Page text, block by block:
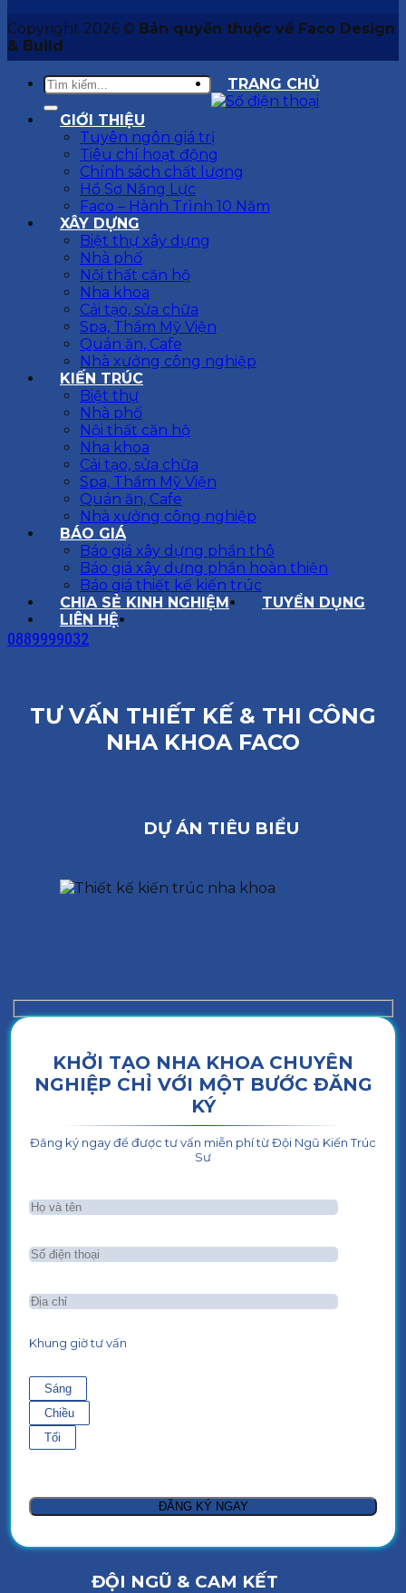
Copyright 2026 © Bản quyền thuộc về Faco Design
& Build
TRANG CHỦ
GIỚI THIỆU
Tuyên ngôn giá trị
Tiêu chí hoạt động
Chính sách chất lượng
Hồ Sơ Năng Lực
Faco – Hành Trình 10 Năm
XÂY DỰNG
Biệt thự xây dựng
Nhà phố
Nội thất căn hộ
Nha khoa
Cải tạo, sửa chữa
Spa, Thẩm Mỹ Viện
Quán ăn, Cafe
Nhà xưởng công nghiệp
KIẾN TRÚC
Biệt thự
Nhà phố
Nội thất căn hộ
Nha khoa
Cải tạo, sửa chữa
Spa, Thẩm Mỹ Viện
Quán ăn, Cafe
Nhà xưởng công nghiệp
BÁO GIÁ
Báo giá xây dựng phần thô
Báo giá xây dựng phần hoàn thiện
Báo giá thiết kế kiến trúc
CHIA SẺ KINH NGHIỆM
TUYỂN DỤNG
LIÊN HỆ
0889999032
TƯ VẤN THIẾT KẾ & THI CÔNG
NHA KHOA FACO
DỰ ÁN TIÊU BIỂU
KHỞI TẠO NHA KHOA CHUYÊN
NGHIỆP CHỈ VỚI MỘT BƯỚC ĐĂNG
KÝ
Đăng ký ngay để được tư vấn miễn phí từ Đội Ngũ Kiến Trúc
Sư
Khung giờ tư vấn
Sáng
Chiều
Tối
ĐỘI NGŨ & CAM KẾT